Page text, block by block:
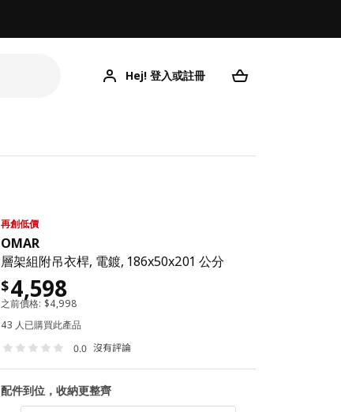
Hej! 登入或註冊
再創低價
OMAR
層架組附吊衣桿, 電鍍, 186x50x201 公分
$4,598
之前價格: $4,998
43 人已購買此產品
0.0 沒有評論
配件到位，收納更整齊